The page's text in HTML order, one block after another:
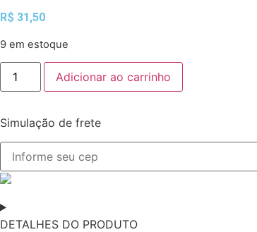
R$ 31,50
9 em estoque
Adicionar ao carrinho
Simulação de frete
DETALHES DO PRODUTO